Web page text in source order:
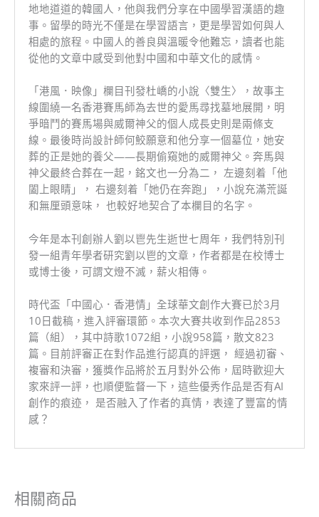
地地道道的韓國人，他與我們分享在中國學習漢語的趣
事。留學的時光不僅是在學習語言，更是學習如何與人
相處的旅程。中國人的善良與溫暖令他難忘，讀者也能
從他的文章中感受到他對中國和中華文化的感情。
「港風．映像」欄目刊發杜嶠的小說〈雙生〉，故事主
線圍繞一名香港賽馬師為去世的愛馬尋找墓地展開，明
爭暗鬥的賽馬場與威爾神父的個人成長史則是兩條支
線。最後時尚設計師何鮫願意和他分享一個墓位，她安
葬的正是她的養父——長期偷窺她的威爾神父。奔馬與
神父最終合葬在一起，銘文也一分為二， 左邊刻着「他
闔上眼睛」， 右邊刻着「她仍在奔跑」，小說充滿荒誕
和無厘頭意味， 也較好地契合了本欄目的名字。
今年是本刊創辦人劉以鬯先生逝世七周年，我們特別刊
發一組青年學者研究劉以鬯的文章，作者都是在校博士
或博士後，可謂文燈不滅，薪火相傳。
時代盃「中國心．香港情」全球華文創作大賽已於3月
10日截稿，進入評審環節。本次大賽共收到作品2853
篇（組），其中詩歌1072組，小說958篇，散文823
篇。目前評審正在對作品進行認真的評選， 經過初審、
複審和決審，獲獎作品將於五月對外公佈，屆時歡迎大
家來評一評，也順便監督一下，這些優秀作品是否有AI
創作的痕迹， 是否融入了作者的真情，表達了豐富的情
感？
相關商品